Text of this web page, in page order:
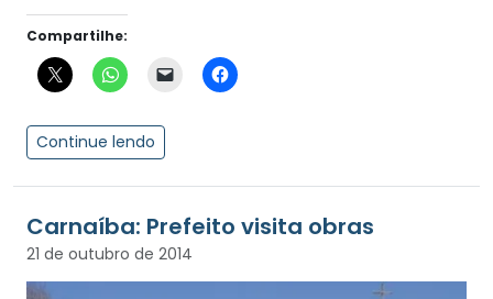
Compartilhe:
Continue lendo
21 de outubro de 2014